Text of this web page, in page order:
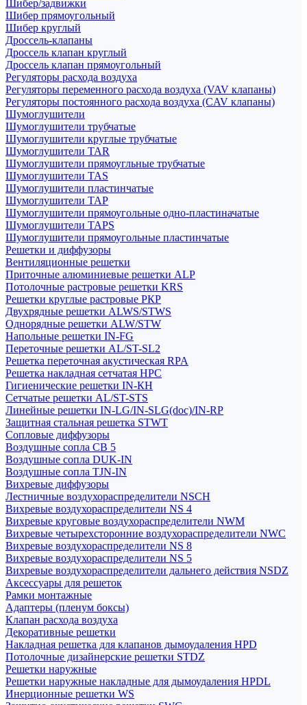
Шибер/задвижки
Шибер прямоугольный
Шибер круглый
Дроссель-клапаны
Дроссель клапан круглый
Дроссель клапан прямоугольный
Регуляторы расхода воздуха
Регуляторы переменного расхода воздуха (VAV клапаны)
Регуляторы постоянного расхода воздуха (CAV клапаны)
Шумоглушители
Шумоглушители трубчатые
Шумоглушители круглые трубчатые
Шумоглушители TAR
Шумоглушители прямоугльные трубчатые
Шумоглушители TAS
Шумоглушители пластинчатые
Шумоглушители TAP
Шумоглушители прямоугольные одно-пластиначатые
Шумоглушители TAPS
Шумоглушители прямоугольные пластинчатые
Решетки и диффузоры
Вентиляционные решетки
Приточные алюминиевые решетки ALP
Потолочные растровые решетки KRS
Решетки круглые растровые РКР
Двухрядные решетки ALWS/STWS
Однорядные решетки ALW/STW
Напольные решетки IN-FG
Переточные решетки AL/ST-SL2
Решетка переточная акустическая RPA
Решетка накладная сетчатая НРС
Гигиенические решетки IN-КН
Сетчатые решетки AL/ST-STS
Линейные решетки IN-LG/IN-SLG(doc)/IN-RP
Защитная стальная решетка STWT
Сопловые диффузоры
Воздушные сопла СВ 5
Воздушные сопла DUK-IN
Воздушные сопла TJN-IN
Вихревые диффузоры
Лестничные воздухораспределители NSCH
Вихревые воздухораспределители NS 4
Вихревые круговые воздухораспределители NWM
Вихревые четырехсторонние воздухораспределители NWC
Вихревые воздухораспределители NS 8
Вихревые воздухораспределители NS 5
Вихревые воздухораспределители дальнего действия NSDZ
Аксессуары для решеток
Рамки монтажные
Адаптеры (пленум боксы)
Клапан расхода воздуха
Декоративные решетки
Накладная решетка для клапанов дымоудаления HPD
Потолочные дизайнерские решетки STDZ
Решетки наружные
Решетки наружные накладные для дымоудаления HPDL
Инерционные решетки WS